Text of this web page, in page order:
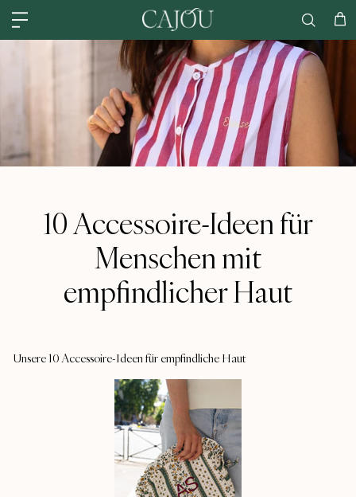
USA: VERSAND AUS UNSEREM LAGER IN CHARLOTTE, NC –
10 Accessoire-Ideen für
Menschen mit
empfindlicher Haut
Unsere 10 Accessoire-Ideen für empfindliche Haut